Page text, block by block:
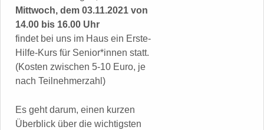
Mittwoch, dem 03.11.2021 von
14.00 bis 16.00 Uhr
findet bei uns im Haus ein Erste-
Hilfe-Kurs für Senior*innen statt.
(Kosten zwischen 5-10 Euro, je
nach Teilnehmerzahl)
Es geht darum, einen kurzen
Überblick über die wichtigsten